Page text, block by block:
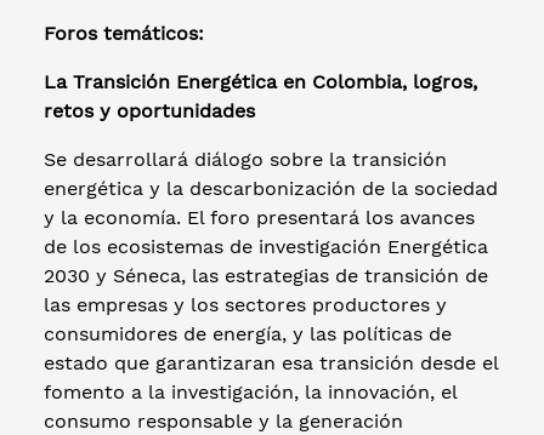
Foros temáticos:
La Transición Energética en Colombia, logros,
retos y oportunidades
Se desarrollará diálogo sobre la transición
energética y la descarbonización de la sociedad
y la economía. El foro presentará los avances
de los ecosistemas de investigación Energética
2030 y Séneca, las estrategias de transición de
las empresas y los sectores productores y
consumidores de energía, y las políticas de
estado que garantizaran esa transición desde el
fomento a la investigación, la innovación, el
consumo responsable y la generación